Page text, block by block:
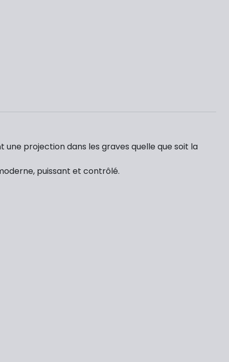
une projection dans les graves quelle que soit la
puissant et contrôlé.